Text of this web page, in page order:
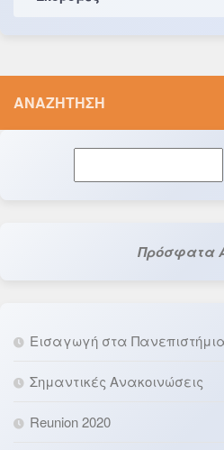
ΑΝΑΖΉΤΗΣΗ
Πρόσφατα
Εισαγωγή στα
Σημαντικές Ανακοινώσεις
Reunion 2020